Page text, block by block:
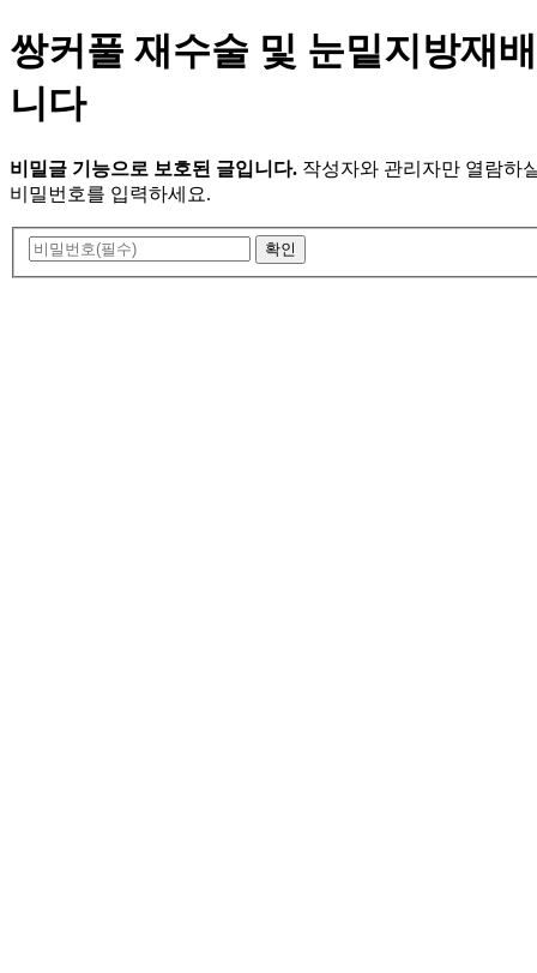
쌍커풀 재수술 및 눈밑지방재
니다
비밀글 기능으로 보호된 글입니다. 작성자와 관리자만 열람하
비밀번호를 입력하세요.